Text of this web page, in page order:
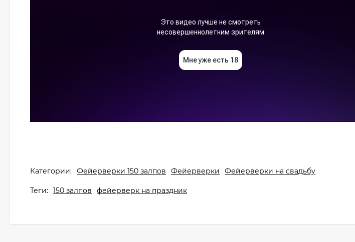
Категории: Фейерверки 150 залпов Фейерверки Фейерверки на cвадьбу
Теги: 150 залпов фейерверк на праздник